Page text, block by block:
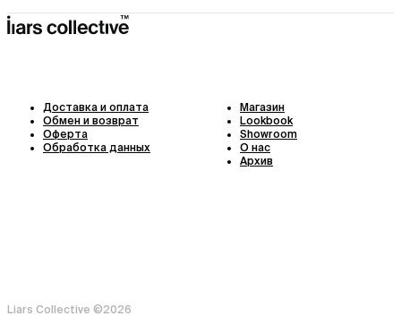
Liars Collective ©2026
Доставка и оплата
Обмен и возврат
Оферта
Обработка данных
Магазин
Lookbook
Showroom
О нас
Архив